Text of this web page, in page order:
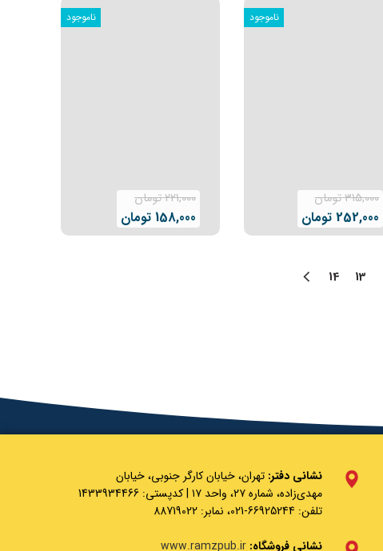
ناموجود
315,000تومان
252,000 تومان
ناموجود
221,000تومان
158,000 تومان
13
14
نشانی دفتر: تهران، خیابان کارگر جنوبی، خیابان
مهدی‌زاده، شماره ۲۷، واحد ۱۷ | کدپستی: 1433934466
تلفن: 66925244-021، نمابر: 88719022
نشانی فروشگاه: www.ramzpub.ir